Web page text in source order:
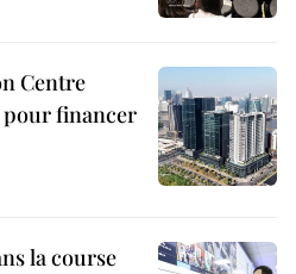
Centre
financer
la course